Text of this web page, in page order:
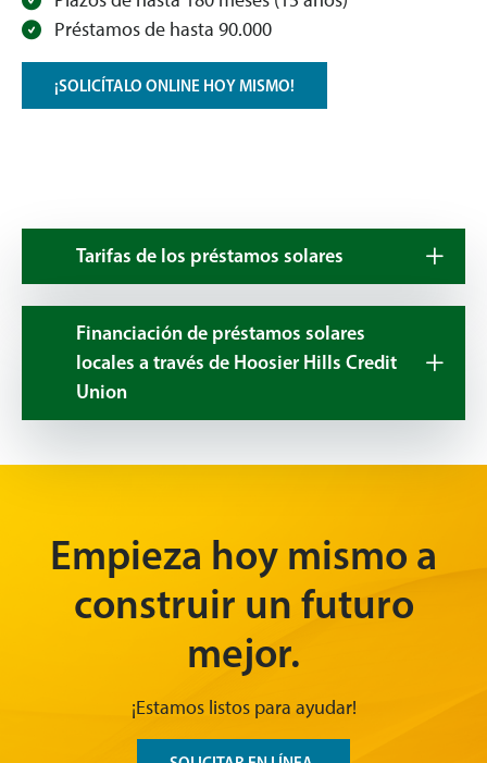
Préstamos de hasta 90.000
¡SOLICÍTALO ONLINE HOY MISMO!
Tarifas de los préstamos solares
Financiación de préstamos solares
locales a través de Hoosier Hills Credit
Union
Empieza hoy mismo a
construir un futuro
mejor.
¡Estamos listos para ayudar!